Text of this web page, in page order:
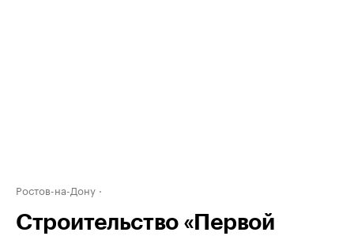
Ростов-на-Дону
Строительство «Первой